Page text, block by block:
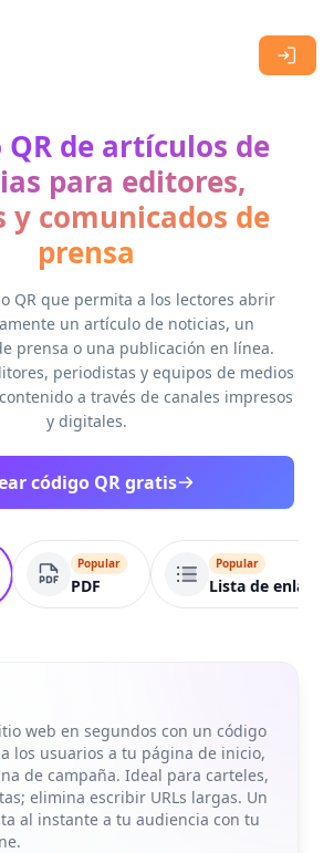
QR de artículos de
para editores,
y comunicados de
prensa
QR que permita a los lectores abrir
un artículo de noticias, un
prensa o una publicación en línea.
periodistas y equipos de medios
a través de canales impresos
y digitales.
código QR gratis
Popular
PDF
Popular
Lista de enlaces
web en segundos con un código
los usuarios a tu página de inicio,
de campaña. Ideal para carteles,
elimina escribir URLs largas. Un
al instante a tu audiencia con tu